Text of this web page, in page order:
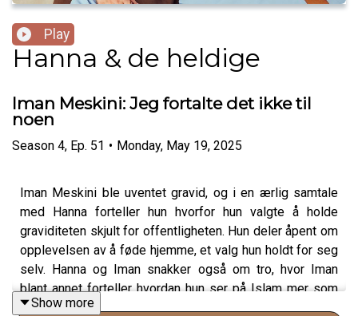
Play
Hanna & de heldige
Iman Meskini: Jeg fortalte det ikke til
noen
Season 4, Ep. 51 • Monday, May 19, 2025
Iman Meskini ble uventet gravid, og i en ærlig samtale
med Hanna forteller hun hvorfor hun valgte å holde
graviditeten skjult for offentligheten. Hun deler åpent om
opplevelsen av å føde hjemme, et valg hun holdt for seg
selv. Hanna og Iman snakker også om tro, hvor Iman
blant annet forteller hvordan hun ser på Islam mer som
en livsstil enn "bare" en religion.
Show more